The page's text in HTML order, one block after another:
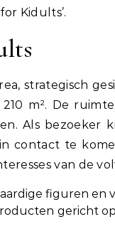
Kidults’.
strategisch
m². De
Als bezoeker
contact te
van de
figuren en
gericht op